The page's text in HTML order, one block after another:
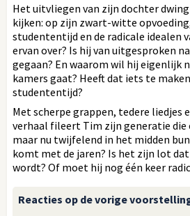
Het uitvliegen van zijn dochter
kijken: op zijn zwart-witte
studententijd en de radicale idealen
ervan over? Is hij van uitgesproken
gegaan? En waarom wil hij eigenlijk
kamers gaat? Heeft dat iets te
studententijd?
Met scherpe grappen, tedere liedjes
verhaal fileert Tim zijn generatie
maar nu twijfelend in het midden
komt met de jaren? Is het zijn lot
wordt? Of moet hij nog één keer
Reacties op de vorige